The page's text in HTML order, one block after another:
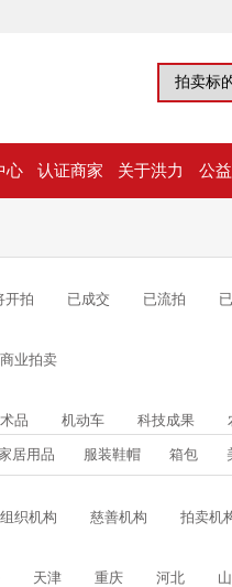
心 认证商家 关于洪力 公
开拍 已成交 已流拍
商业拍卖
品 机动车 科技成果
居用品 服装鞋帽 箱包
织机构 慈善机构 拍卖机
天津 重庆 河北